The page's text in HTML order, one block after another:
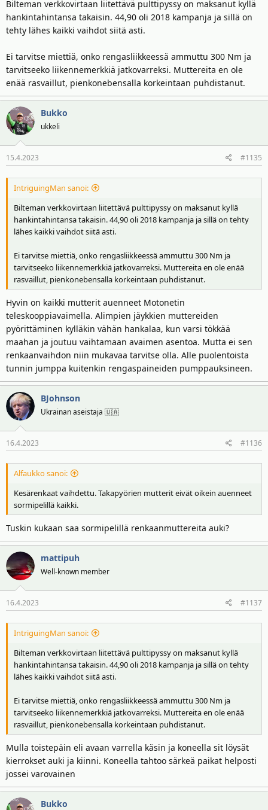
Bilteman verkkovirtaan liitettävä pulttipyssy on maksanut kyllä
hankintahintansa takaisin. 44,90 oli 2018 kampanja ja sillä on
tehty lähes kaikki vaihdot siitä asti.
Ei tarvitse miettiä, onko rengasliikkeessä ammuttu 300 Nm ja
tarvitseeko liikennemerkkiä jatkovarreksi. Muttereita en ole
enää rasvaillut, pienkonebensalla korkeintaan puhdistanut.
Bukko
ukkeli
15.4.2023 #1135
IntriguingMan sanoi:
Bilteman verkkovirtaan liitettävä pulttipyssy on maksanut kyllä
hankintahintansa takaisin. 44,90 oli 2018 kampanja ja sillä on tehty
lähes kaikki vaihdot siitä asti.
Ei tarvitse miettiä, onko rengasliikkeessä ammuttu 300 Nm ja
tarvitseeko liikennemerkkiä jatkovarreksi. Muttereita en ole enää
rasvaillut, pienkonebensalla korkeintaan puhdistanut.
Hyvin on kaikki mutterit auenneet Motonetin
teleskooppiavaimella. Alimpien jäykkien muttereiden
pyörittäminen kylläkin vähän hankalaa, kun varsi tökkää
maahan ja joutuu vaihtamaan avaimen asentoa. Mutta ei sen
renkaanvaihdon niin mukavaa tarvitse olla. Alle puolentoista
tunnin jumppa kuitenkin rengaspaineiden pumppauksineen.
BJohnson
Ukrainan aseistaja 🇺🇦
16.4.2023 #1136
Alfaukko sanoi:
Kesärenkaat vaihdettu. Takapyörien mutterit eivät oikein auenneet
sormipelillä kaikki.
Tuskin kukaan saa sormipelillä renkaanmuttereita auki?
mattipuh
Well-known member
16.4.2023 #1137
IntriguingMan sanoi:
Bilteman verkkovirtaan liitettävä pulttipyssy on maksanut kyllä
hankintahintansa takaisin. 44,90 oli 2018 kampanja ja sillä on tehty
lähes kaikki vaihdot siitä asti.
Ei tarvitse miettiä, onko rengasliikkeessä ammuttu 300 Nm ja
tarvitseeko liikennemerkkiä jatkovarreksi. Muttereita en ole enää
rasvaillut, pienkonebensalla korkeintaan puhdistanut.
Mulla toistepäin eli avaan varrella käsin ja koneella sit löysät
kierrokset auki ja kiinni. Koneella tahtoo särkeä paikat helposti
jossei varovainen
Bukko